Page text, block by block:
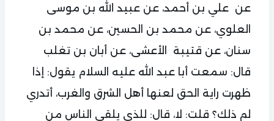
عن علي بن أحمد، عن عبيد الله بن موسى
العلوي، عن محمد بن الحسين، عن محمد بن
سنان، عن قتيبة
الأعشى، عن أبان بن تغلب
قال: سمعت أبا عبد الله عليه السلام يقول: إذا
ظهرت راية الحق لعنها أهل الشرق والغرب، أتدري
لم ذلك؟ قلت: لا، قال: للذي يلقى الناس من